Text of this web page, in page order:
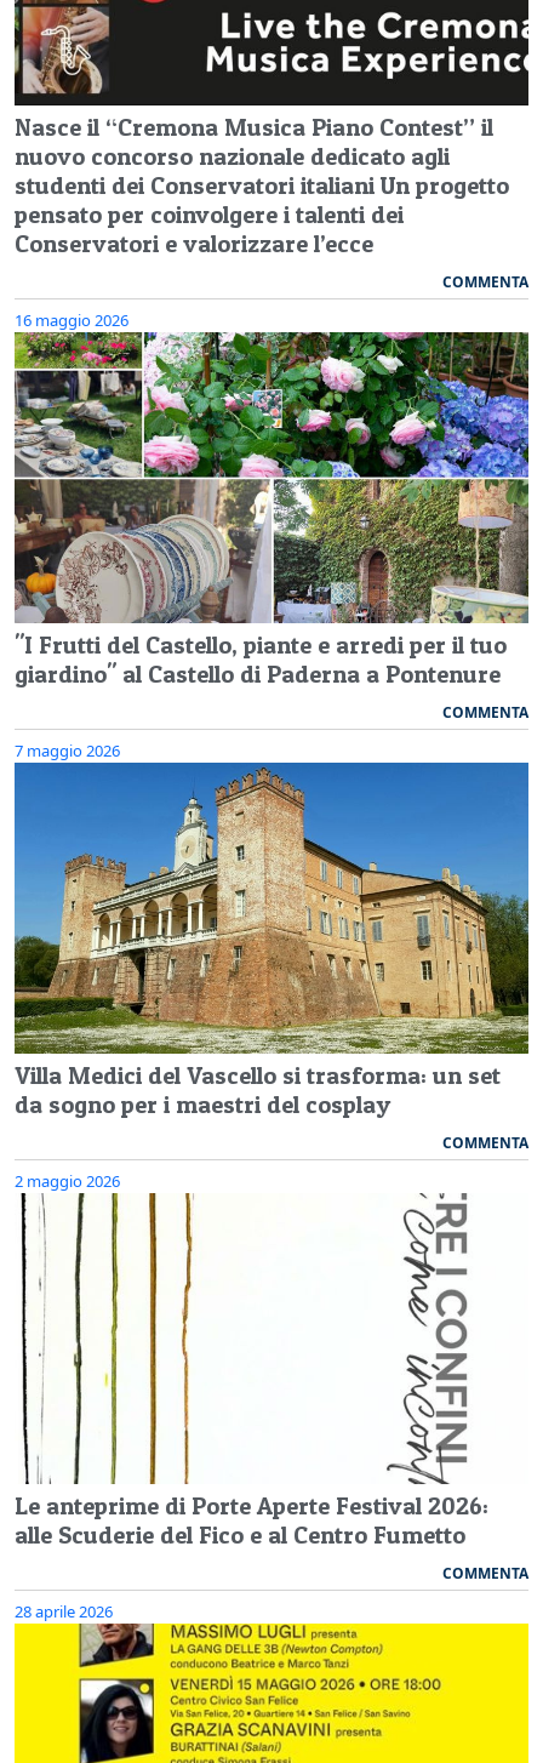
Nasce il “Cremona Musica Piano Contest” il
nuovo concorso nazionale dedicato agli
studenti dei Conservatori italiani Un progetto
pensato per coinvolgere i talenti dei
Conservatori e valorizzare l’ecce
COMMENTA
16 maggio 2026
"I Frutti del Castello, piante e arredi per il tuo
giardino" al Castello di Paderna a Pontenure
COMMENTA
7 maggio 2026
Villa Medici del Vascello si trasforma: un set
da sogno per i maestri del cosplay
COMMENTA
2 maggio 2026
Le anteprime di Porte Aperte Festival 2026:
alle Scuderie del Fico e al Centro Fumetto
COMMENTA
28 aprile 2026